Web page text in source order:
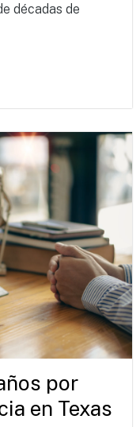
décadas de
por
en Texas